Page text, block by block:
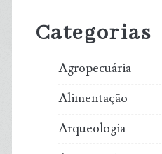
Categorias
Agropecuária
Alimentação
Arqueologia